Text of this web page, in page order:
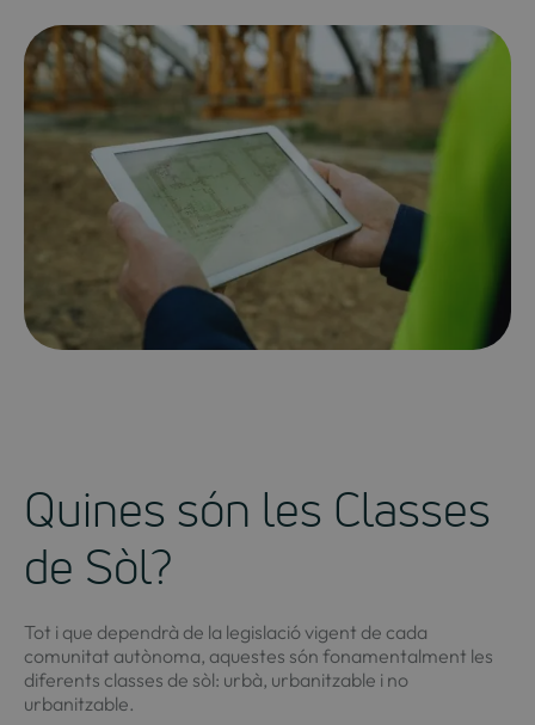
Quines són les Classes
de Sòl?
Tot i que dependrà de la legislació vigent de cada
comunitat autònoma, aquestes són fonamentalment les
diferents classes de sòl: urbà, urbanitzable i no
urbanitzable.